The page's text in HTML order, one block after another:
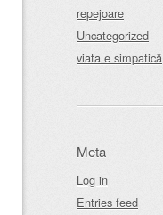
repejoare
Uncategorized
viata e simpatică
Meta
Log in
Entries feed